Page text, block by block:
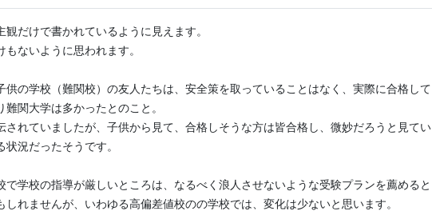
観だけで書かれているように見えます。
ないように思われます。
供の学校（難関校）の友人たちは、安全策を取っていることはなく、実際に合格して
難関大学は多かったとのこと。
されていましたが、子供から見て、合格しそうな方は皆合格し、微妙だろうと見てい
状況だったそうです。
で学校の指導が厳しいところは、なるべく浪人させないような受験プランを薦めると
しれませんが、いわゆる高偏差値校のの学校では、変化は少ないと思います。